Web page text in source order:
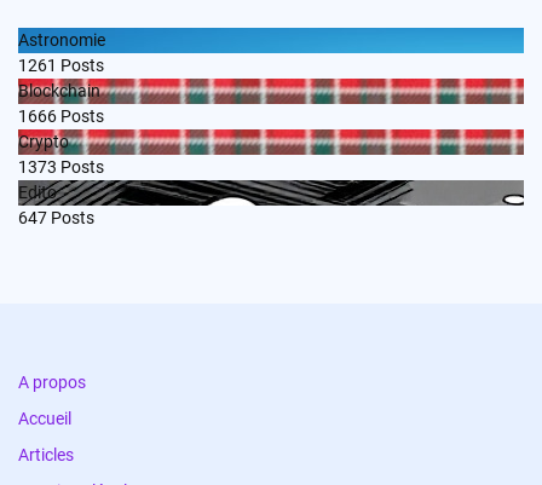
Astronomie
1261 Posts
Blockchain
1666 Posts
Crypto
1373 Posts
Edito
647 Posts
A propos
Accueil
Articles